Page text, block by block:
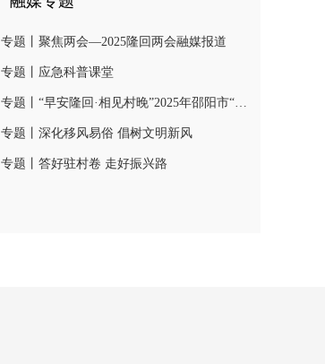
专题丨聚焦两会—2025隆回两会融媒报道
专题丨应急科普课堂
专题丨“早安隆回·相见村晚”2025年邵阳市“我们的节日·春节”村晚示范展示活动
专题丨深化移风易俗 倡树文明新风
专题丨答好驻村卷 走好振兴路